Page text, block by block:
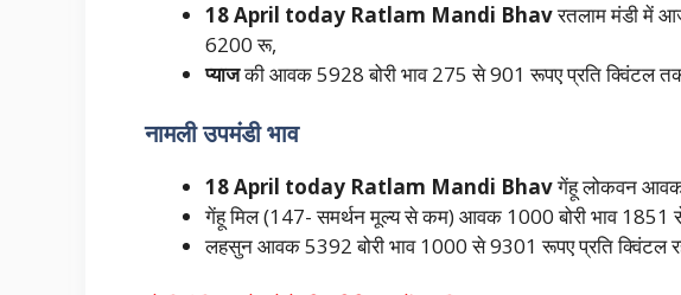
18 April today Ratlam Mandi Bhavरतलाम मंडी में
6200 रू,
प्याजकी आवक 5928 बोरी भाव 275 से 901 रूपए प्रति क्विंटल
नामली उपमंडी भाव
18 April today Ratlam Mandi Bhavगेंहू लोकवन
गेंहू मिल (147- समर्थन मूल्य से कम) आवक 1000 बोरी भाव
लहसुन आवक 5392 बोरी भाव 1000 से 9301 रूपए प्रति क्विंटल